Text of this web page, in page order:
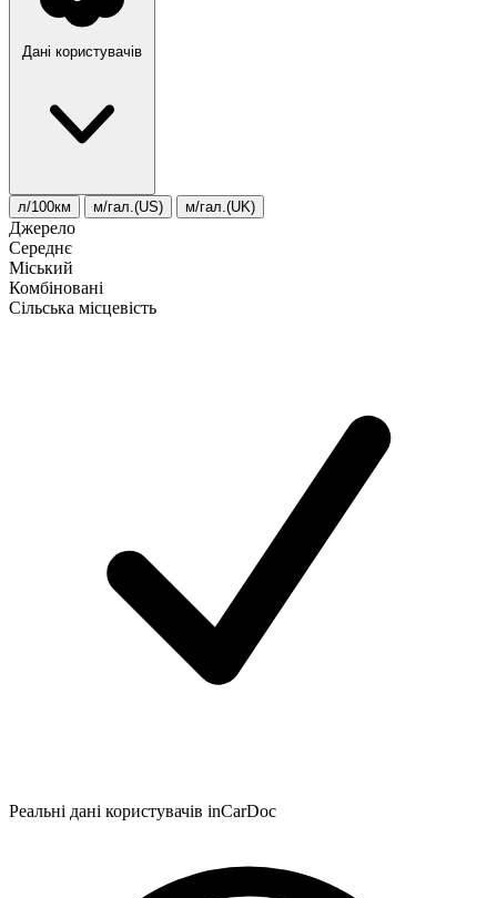
Дані користувачів
л/100км м/гал.(US) м/гал.(UK)
Джерело
Середнє
Міський
Комбіновані
Сільська місцевість
Реальні дані користувачів inCarDoc